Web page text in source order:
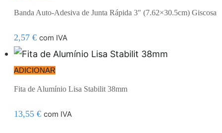
Banda Auto-Adesiva de Junta Rápida 3″ (7.62×30.5cm) Giscosa
2,57 € com IVA
ADICIONAR
Fita de Alumínio Lisa Stabilit 38mm
13,55 € com IVA